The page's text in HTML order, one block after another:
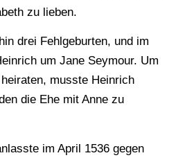
zu lieben.
drei Fehlgeburten, und im
um Jane Seymour. Um
musste Heinrich
die Ehe mit Anne zu
im April 1536 gegen